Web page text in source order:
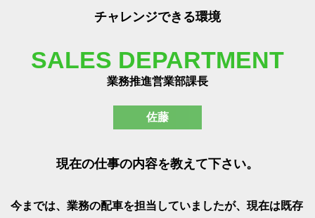
チャレンジできる環境
SALES DEPARTMENT
業務推進営業部課長
佐藤
現在の仕事の内容を教えて下さい。
今までは、業務の配車を担当していましたが、現在は既存